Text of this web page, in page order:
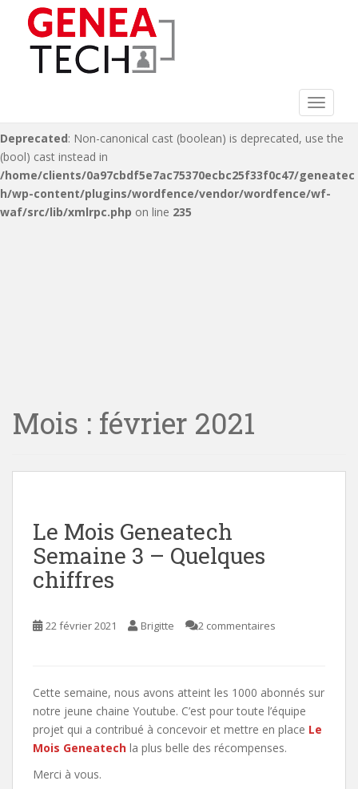
Deprecated: Non-canonical cast (double) is deprecated, use the
(float) cast instead in
/home/clients/0a97cbdf5e7ac75370ecbc25f33f0c47/geneatec
Deprecated: Non-canonical cast (boolean) is deprecated, use the
(bool) cast instead in
/home/clients/0a97cbdf5e7ac75370ecbc25f33f0c47/geneatec
h/wp-content/plugins/wordfence/vendor/wordfence/wf-
waf/src/lib/xmlrpc.php on line 235
Toggle
Mois : février 2021
Le Mois Geneatech
Semaine 3 – Quelques
chiffres
22 février 2021 Brigitte 2 commentaires
Cette semaine, nous avons atteint les 1000 abonnés sur
notre jeune chaine Youtube. C’est pour toute l’équipe
projet qui a contribué à concevoir et mettre en place Le
Mois Geneatech la plus belle des récompenses.
Merci à vous.